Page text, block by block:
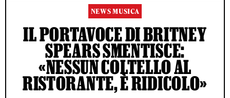
NEWS MUSICA
IL PORTAVOCE DI BRITNEY
SPEARS SMENTISCE:
«NESSUN COLTELLO AL
RISTORANTE, È RIDICOLO»